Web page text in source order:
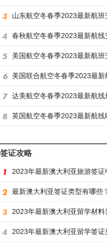
山东航空冬春季2023最新航班安排！
春秋航空冬春季2023最新航线安排！
美国航空冬春季2023最新航班安排！美
美国联合航空冬春季2023最新航线时刻表！美
达美航空冬春季2023最新航线规划！
英国航空冬春季2023最新航线时刻表！
签证攻略
2023年最新澳大利亚旅游签证申
最新澳大利亚签证类型有哪些？澳
2023年最新澳大利亚留学材料需要
2023年最新澳大利亚留学签证类型有哪些